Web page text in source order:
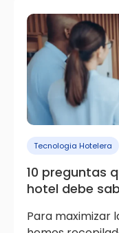
Tecnologia Hotelera
10 preguntas
hotel debe
Para maximizar